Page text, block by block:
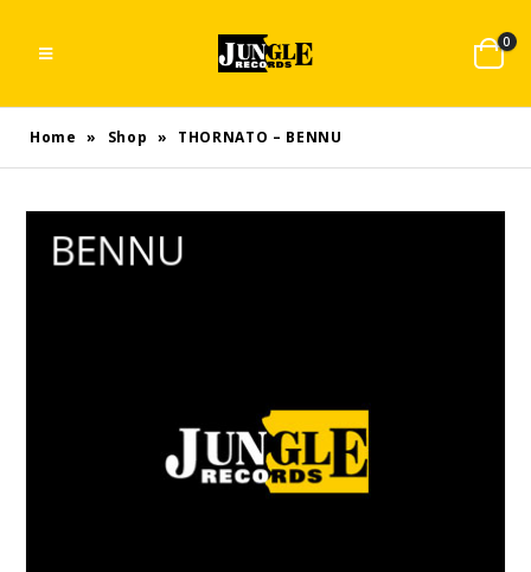
0
Home » Shop » THORNATO – BENNU